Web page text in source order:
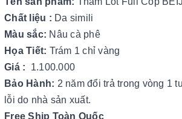
Chất liệu : Da simili
Màu sắc: Nâu cà phê
Họa Tiết: Trám 1 chỉ vàng
Giá : 1.100.000
Bảo Hành: 2 năm đổi trả trong vòng 1
lỗi do nhà sản xuất.
Free Ship Toàn Quốc